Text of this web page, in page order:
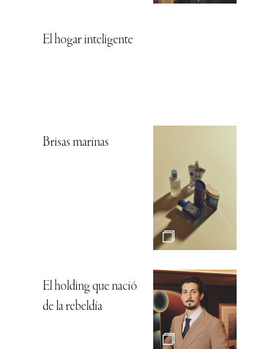
El hogar inteligente
Brisas marinas
El holding que nació
de la rebeldía